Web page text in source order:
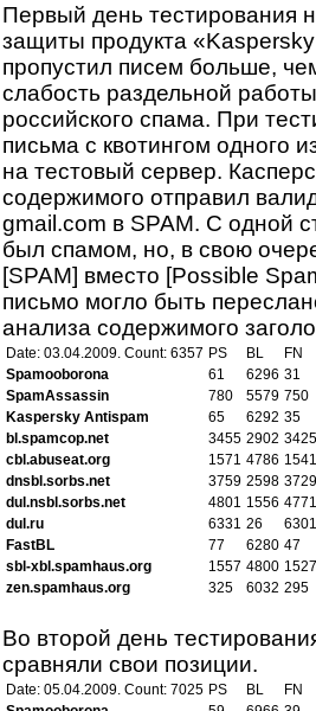
Первый день тестирования
защиты продукта
пропустил писем больше,
слабость раздельной
российского спама. При
письма с квотингом одного
на тестовый сервер.
содержимого отправил
gmail.com в SPAM. С одной
был спамом, но, в свою
[SPAM] вместо [Possible
письмо могло быть
анализа содержимого
Date: 03.04.2009. Count: 6357 PS BL
FN
Spamooborona
61 6296 31
SpamAssassin
780 5579 750
Kaspersky Antispam
65 6292 35
bl.spamcop.net
3455 2902 3425
cbl.abuseat.org
1571 4786 1541
dnsbl.sorbs.net
3759 2598 3729
dul.nsbl.sorbs.net
4801 1556 4771
dul.ru
6331 26
6301
FastBL
77 6280 47
sbl-xbl.spamhaus.org
1557 4800 1527
zen.spamhaus.org
325 6032 295
Во второй день
сравняли свои позиции.
Date: 05.04.2009. Count: 7025 PS BL
FN